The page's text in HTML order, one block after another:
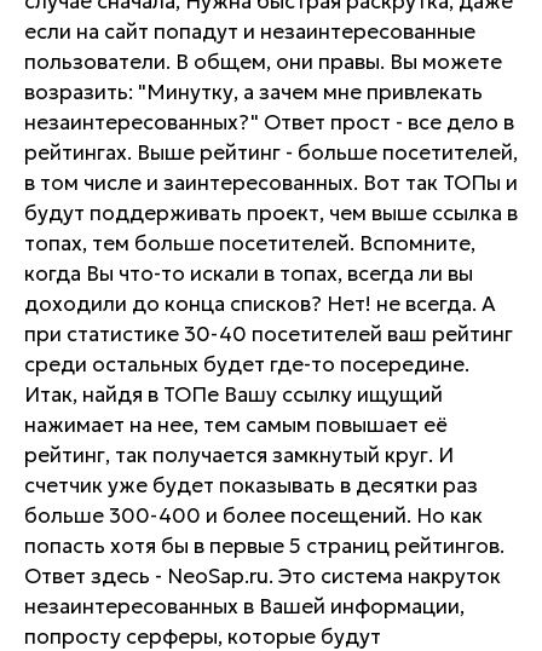
если на сайт попадут и незаинтересованные
пользователи. В общем, они правы. Вы можете
возразить: "Минутку, а зачем мне привлекать
незаинтересованных?" Ответ прост - все дело в
рейтингах. Выше рейтинг - больше посетителей,
в том числе и заинтересованных. Вот так ТОПы и
будут поддерживать проект, чем выше ссылка в
топах, тем больше посетителей. Вспомните,
когда Вы что-то искали в топах, всегда ли вы
доходили до конца списков? Нет! не всегда. А
при статистике 30-40 посетителей ваш рейтинг
среди остальных будет где-то посередине.
Итак, найдя в ТОПе Вашу ссылку ищущий
нажимает на нее, тем самым повышает её
рейтинг, так получается замкнутый круг. И
счетчик уже будет показывать в десятки раз
больше 300-400 и более посещений. Но как
попасть хотя бы в первые 5 страниц рейтингов.
Ответ здесь - NeoSap.ru. Это система накруток
незаинтересованных в Вашей информации,
попросту серферы, которые будут